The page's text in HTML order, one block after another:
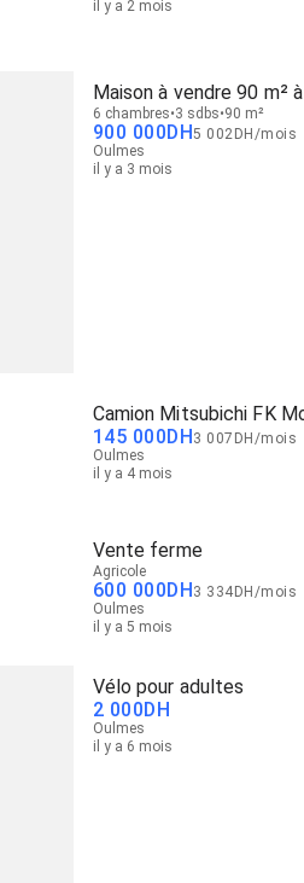
il y a 2 mois
Maison à vendre 90 m²
6 chambres 3 sdbs 90 m²
900 000DH5 002 DH /mois
Oulmes
il y a 3 mois
Camion Mitsubichi FK
145 000DH3 007 DH /mois
Oulmes
il y a 4 mois
Vente ferme
Agricole
600 000DH3 334 DH /mois
Oulmes
il y a 5 mois
Vélo pour adultes
2 000DH
Oulmes
il y a 6 mois